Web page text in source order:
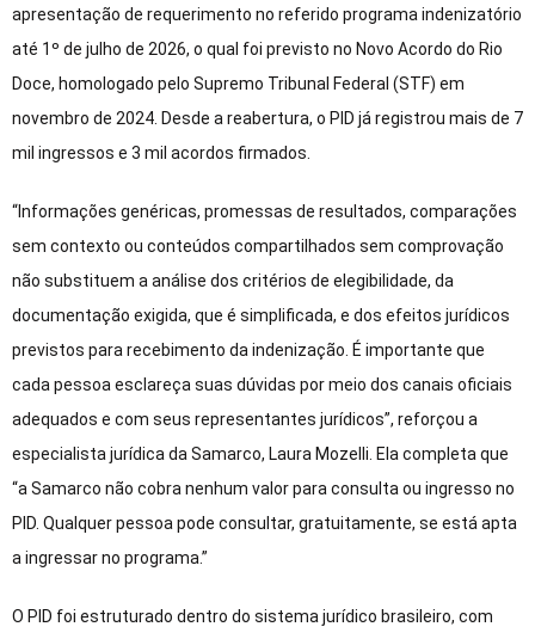
apresentação de requerimento no referido programa indenizatório
até 1º de julho de 2026, o qual foi previsto no Novo Acordo do Rio
Doce, homologado pelo Supremo Tribunal Federal (STF) em
novembro de 2024. Desde a reabertura, o PID já registrou mais de 7
mil ingressos e 3 mil acordos firmados.
“Informações genéricas, promessas de resultados, comparações
sem contexto ou conteúdos compartilhados sem comprovação
não substituem a análise dos critérios de elegibilidade, da
documentação exigida, que é simplificada, e dos efeitos jurídicos
previstos para recebimento da indenização. É importante que
cada pessoa esclareça suas dúvidas por meio dos canais oficiais
adequados e com seus representantes jurídicos”, reforçou a
especialista jurídica da Samarco, Laura Mozelli. Ela completa que
“a Samarco não cobra nenhum valor para consulta ou ingresso no
PID. Qualquer pessoa pode consultar, gratuitamente, se está apta
a ingressar no programa.”
O PID foi estruturado dentro do sistema jurídico brasileiro, com